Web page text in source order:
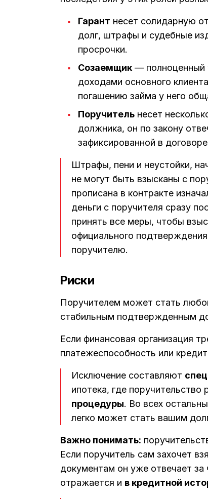
Гарант несет солидарную
долг, штрафы и судебные
просрочки.
Созаемщик— полноценный
доходами основного
погашению займа у него
Поручительнесет
должника, он по закону
зафиксированной в
Штрафы, пени и неустойки,
не могут быть взысканы с
прописана в контракте
деньги с поручителя сразу
принять все меры, чтобы
официального
поручителю.
Риски
Поручителем может стать
стабильным подтвержденным
Если финансовая организация
платежеспособность или
Исключение составляют
ипотека, где
процедуры. Во всех
легко может стать вашим
Важно понимать:
Если поручитель сам захочет
документам он уже отвечает
отражается и в кредитной